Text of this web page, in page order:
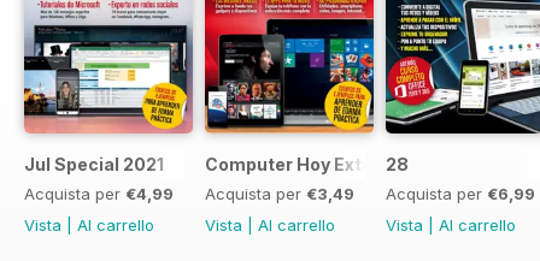
Jul Special 2021
Acquista per €4,99
Vista
Al carrello
Computer Hoy Extra
Acquista per €3,49
Vista
Al carrello
28
Acquista per €6,99
Vista
Al carrello